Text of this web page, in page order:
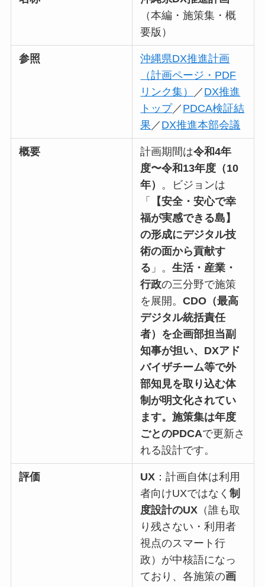
（本編・施策集・概
要版）
参照
沖縄県DX推進計画
（計画ページ・PDF
リンク集）
／ DX推進
トップ／ PDCA検証結
果 ／ DX推進本部会議
概要 計画期間は令和4年
度〜令和13年度（10
年） 。ビジョンは
「
【安全・安心で幸
福が実感できる島】
の形成にデジタル技
術の面から貢献す
る 」。生活・産業・
行政の三分野で施策
を展開。CDO（最高
デジタル統括責任
者）を企画部担当副
知事が担い、DXアド
バイザチーム等で外
部知見を取り込む体
制が明文化されてい
ます。施策集は年度
ごとのPDCAで更新さ
れる設計です。
評価 UX ：計画自体は利用
者向けUXではなく制
度設計のUX （誰も取
り残さない・利用者
視点のスマート行
政）が中核語になっ
ており、各施策の画